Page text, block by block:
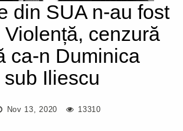
din SUA n-au fost
Violență, cenzură
ca-n Duminica
Iliescu
Nov 13, 2020 13310